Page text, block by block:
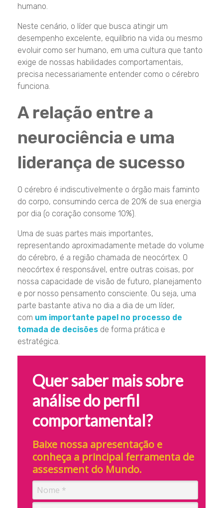
humano.
Neste cenário, o líder que busca atingir um
desempenho excelente, equilíbrio na vida ou mesmo
evoluir como ser humano, em uma cultura que tanto
exige de nossas habilidades comportamentais,
precisa necessariamente entender como o cérebro
funciona.
A relação entre a
neurociência e uma
liderança de sucesso
O cérebro é indiscutivelmente o órgão mais faminto
do corpo, consumindo cerca de 20% de sua energia
por dia (o coração consome 10%).
Uma de suas partes mais importantes,
representando aproximadamente metade do volume
do cérebro, é a região chamada de neocórtex. O
neocórtex é responsável, entre outras coisas, por
nossa capacidade de visão de futuro, planejamento
e por nosso pensamento consciente. Ou seja, uma
parte bastante ativa no dia a dia de um líder,
com um importante papel no processo de
tomada de decisões de forma prática e
estratégica.
Quer saber mais sobre
análise do perfil
comportamental?
Baixe nossa apresentação e
conheça a principal ferramenta de
assessment do Mundo.